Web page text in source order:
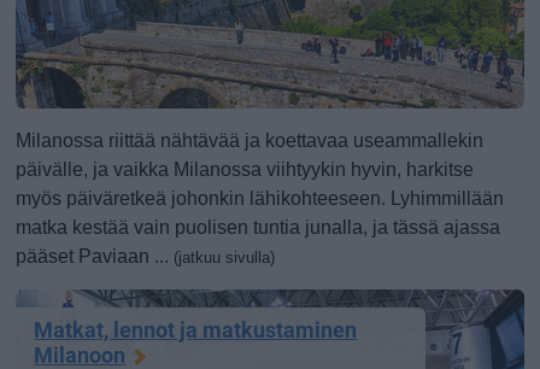
Milanossa riittää nähtävää ja koettavaa useammallekin
päivälle, ja vaikka Milanossa viihtyykin hyvin, harkitse
myös päiväretkeä johonkin lähikohteeseen. Lyhimmillään
matka kestää vain puolisen tuntia junalla, ja tässä ajassa
pääset Paviaan ... (jatkuu sivulla)
Matkat, lennot ja matkustaminen
Milanoon